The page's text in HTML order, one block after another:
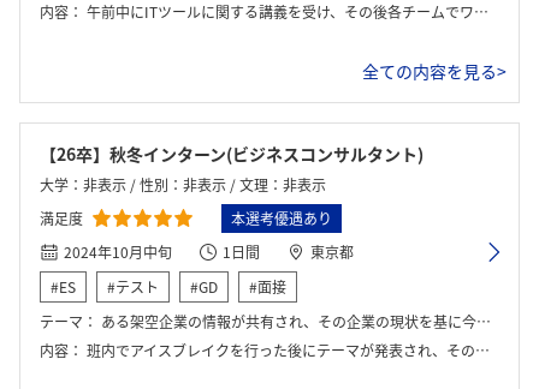
内容： 午前中にITツールに関する講義を受け、その後各チームでワーク。ワークの途中でメンターの方との個別FBの時間があり、その後成果物を発表。最後にチーム全体でのFBの時間がある。
全ての内容を見る>
【26卒】秋冬インターン(ビジネスコンサルタント)
大学：非表示 / 性別：非表示 / 文理：非表示
満足度
本選考優遇あり
2024年10月中旬
1日間
東京都
#ES
#テスト #GD
#面接
テーマ： ある架空企業の情報が共有され、その企業の現状を基に今後の戦略を考える
内容： 班内でアイスブレイクを行った後にテーマが発表され、その後、グループで議論を行いました。半日ほど議論した後にプレゼンを行い、社員の方からフィードバックを頂きました。